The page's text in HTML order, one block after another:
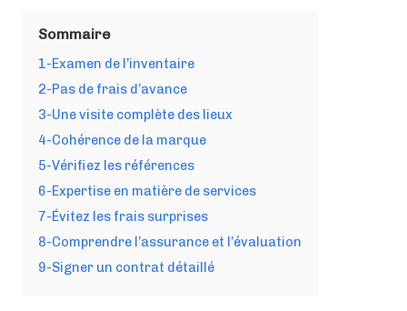
Sommaire
1-Examen de l’inventaire
2-Pas de frais d’avance
3-Une visite complète des lieux
4-Cohérence de la marque
5-Vérifiez les références
6-Expertise en matière de services
7-Évitez les frais surprises
8-Comprendre l’assurance et l’évaluation
9-Signer un contrat détaillé